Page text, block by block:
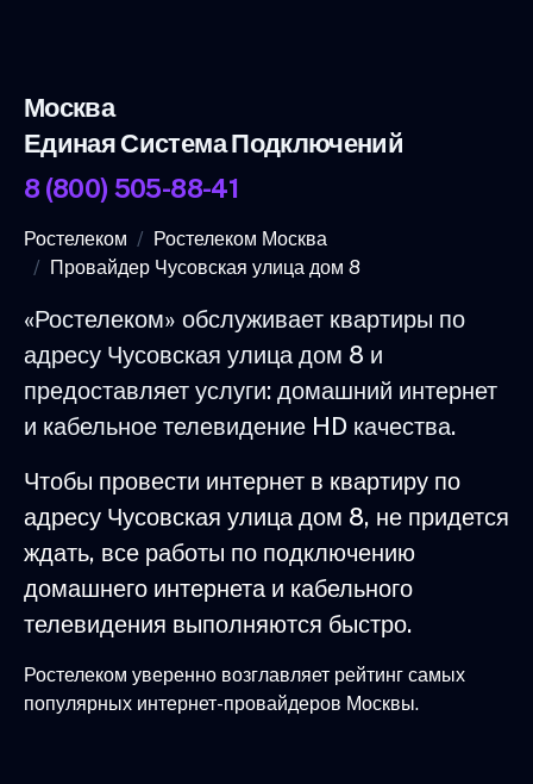
Москва
Единая Система Подключений
8 (800) 505-88-41
Ростелеком
Ростелеком Москва
Провайдер Чусовская улица дом 8
«Ростелеком» обслуживает квартиры по
адресу Чусовская улица дом 8 и
предоставляет услуги: домашний интернет
и кабельное телевидение HD качества.
Чтобы провести интернет в квартиру по
адресу Чусовская улица дом 8, не придется
ждать, все работы по подключению
домашнего интернета и кабельного
телевидения выполняются быстро.
Ростелеком уверенно возглавляет рейтинг самых
популярных интернет-провайдеров Москвы.